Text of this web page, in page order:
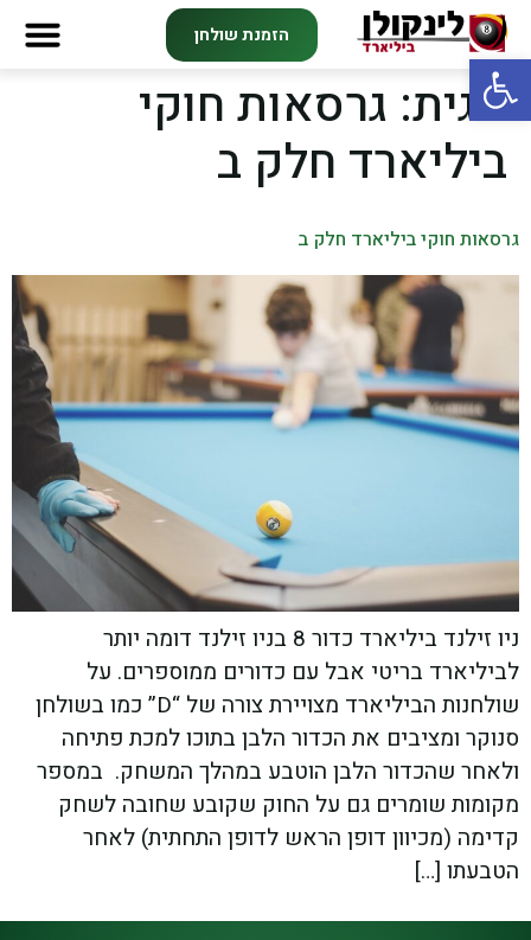
פתח סרגל נגישות
הזמנת שולחן
תגית: גרסאות חוקי
ביליארד חלק ב
גרסאות חוקי ביליארד חלק ב
ניו זילנד ביליארד כדור 8 בניו זילנד דומה יותר
לביליארד בריטי אבל עם כדורים ממוספרים. על
שולחנות הביליארד מצויירת צורה של “D” כמו בשולחן
סנוקר ומציבים את הכדור הלבן בתוכו למכת פתיחה
ולאחר שהכדור הלבן הוטבע במהלך המשחק. במספר
מקומות שומרים גם על החוק שקובע שחובה לשחק
קדימה (מכיוון דופן הראש לדופן התחתית) לאחר
הטבעתו […]